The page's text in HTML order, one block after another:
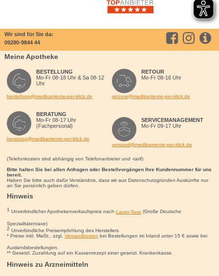
Wir sind für Sie da:
09280-9844 44
Meine Apotheke
BESTELLUNG
Mo-Fr 08-18 Uhr & Sa 08-12
Uhr
bestellung@medikamente-per-klick.de
BERATUNG
Mo-Fr 08-17 Uhr
(Fachpersonal)
beratung@medikamente-per-klick.de
RETOUR
Mo-Fr 08-16 Uhr
retoure@medikamente-per-klick.de
SERVICEMANAGEMENT
Mo-Fr 09-17 Uhr
versand@medikamente-per-klick.de
(Telefonkosten sind abhängig von Telefonanbieter und -tarif)
Bitte halten Sie bei allen Anfragen oder Bestellvorgängen Ihre Kundennummer für uns
bereit.
Haben Sie bitte auch dafür Verständnis, dass wir aus Datenschutzgründen Auskünfte nur
an Sie persönlich geben dürfen.
Hinweis
1 Unverbindlicher Apothekenverkaufspreis nach Lauer-Taxe (Große Deutsche
Spezialitätentaxe)
2 Unverbindliche Preisempfehlung des Herstellers
* Preise inkl. MwSt., zzgl. Versandkosten bei Bestellungen im Inland unter 15 €sowie bei
Auslandsbestellungen.
** Gesetzl. Zuzahlung auf ein Kassenrezept einer gesetzl. Krankenkasse.
Hinweis zu Arzneimitteln